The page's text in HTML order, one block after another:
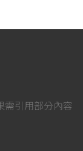
需引用部分內容